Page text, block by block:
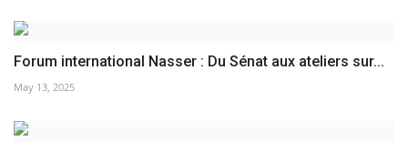
Forum international Nasser : Du Sénat aux ateliers sur...
May 13, 2025